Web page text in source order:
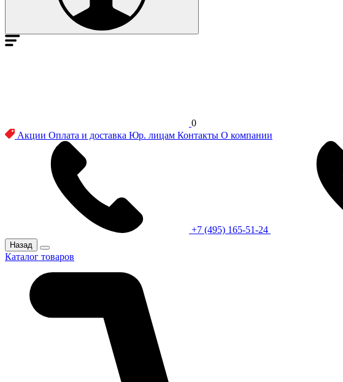
0
Акции Оплата и доставка Юр. лицам Контакты О компании
+7 (495) 165-51-24
Назад
Каталог товаров